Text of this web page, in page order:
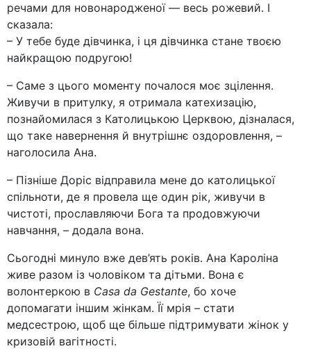
речами для новонародженої — весь рожевий. І
сказала:
– У тебе буде дівчинка, і ця дівчинка стане твоєю
найкращою подругою!
– Саме з цього моменту почалося моє зцілення.
Живучи в притулку, я отримала катехизацію,
познайомилася з Католицькою Церквою, дізналася,
що таке навернення й внутрішнє оздоровлення, –
наголосила Ана.
– Пізніше Доріс відправила мене до католицької
спільноти, де я провела ще один рік, живучи в
чистоті, прославляючи Бога та продовжуючи
навчання, – додала вона.
Сьогодні минуло вже дев’ять років. Ана Кароліна
живе разом із чоловіком та дітьми. Вона є
волонтеркою в Casa da Gestante, бо хоче
допомагати іншим жінкам. Її мрія – стати
медсестрою, щоб ще більше підтримувати жінок у
кризовій вагітності.